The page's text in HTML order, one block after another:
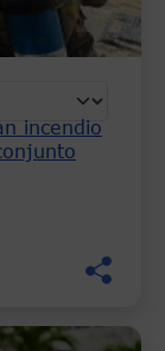
incendio